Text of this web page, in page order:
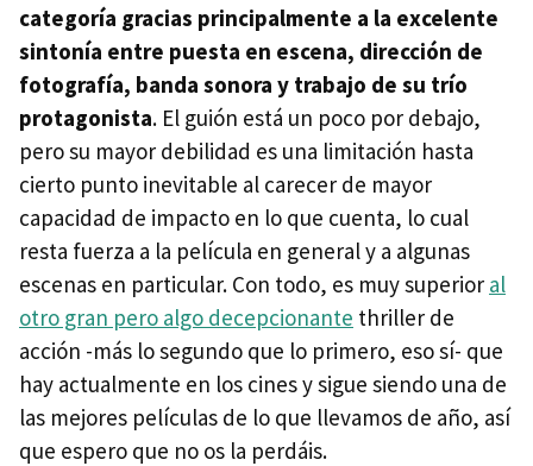
categoría gracias principalmente a la excelente
sintonía entre puesta en escena, dirección de
fotografía, banda sonora y trabajo de su trío
protagonista. El guión está un poco por debajo,
pero su mayor debilidad es una limitación hasta
cierto punto inevitable al carecer de mayor
capacidad de impacto en lo que cuenta, lo cual
resta fuerza a la película en general y a algunas
escenas en particular. Con todo, es muy superior al
otro gran pero algo decepcionante thriller de
acción -más lo segundo que lo primero, eso sí- que
hay actualmente en los cines y sigue siendo una de
las mejores películas de lo que llevamos de año, así
que espero que no os la perdáis.